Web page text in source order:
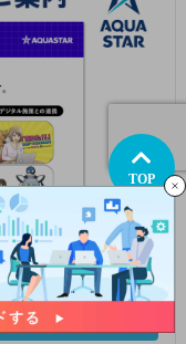
TOP